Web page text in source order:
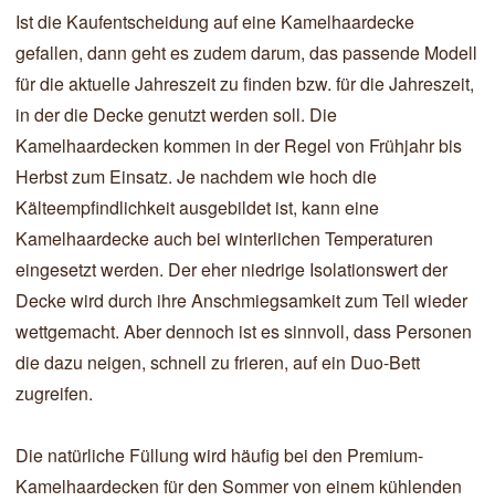
Ist die Kaufentscheidung auf eine Kamelhaardecke
gefallen, dann geht es zudem darum, das passende Modell
für die aktuelle Jahreszeit zu finden bzw. für die Jahreszeit,
in der die Decke genutzt werden soll. Die
Kamelhaardecken kommen in der Regel von Frühjahr bis
Herbst zum Einsatz. Je nachdem wie hoch die
Kälteempfindlichkeit ausgebildet ist, kann eine
Kamelhaardecke auch bei winterlichen Temperaturen
eingesetzt werden. Der eher niedrige Isolationswert der
Decke wird durch ihre Anschmiegsamkeit zum Teil wieder
wettgemacht. Aber dennoch ist es sinnvoll, dass Personen
die dazu neigen, schnell zu frieren, auf ein Duo-Bett
zugreifen.
Die natürliche Füllung wird häufig bei den Premium-
Kamelhaardecken für den Sommer von einem kühlenden